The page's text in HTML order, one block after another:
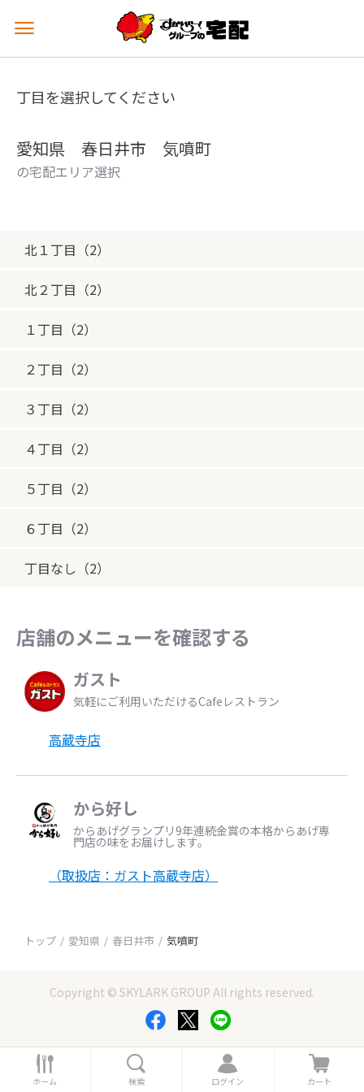
メ
ュ
を
丁目を選択してください
愛知県 春日井市 気噴町
の宅配エリア選択
北１丁目（2）
北２丁目（2）
１丁目（2）
２丁目（2）
３丁目（2）
４丁目（2）
５丁目（2）
６丁目（2）
丁目なし（2）
店舗のメニューを確認する
ガスト
気軽にご利用いただけるCafeレストラン
高蔵寺店
から好し
からあげグランプリ9年連続金賞の本格からあげ専
門店の味をお届けします。
（取扱店：ガスト高蔵寺店）
トップ 愛知県 春日井市 気噴町
Copyright © SKYLARK GROUP All rights reserved.
ホ
ー
ホーム 索
検索
ロ
グ
ログイン
カ
ー
カート